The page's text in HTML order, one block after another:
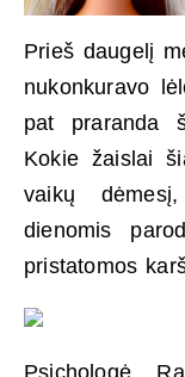
Prieš daugelį
nukonkuravo
pat praranda
Kokie žaislai
vaikų
dienomis
pristatomos